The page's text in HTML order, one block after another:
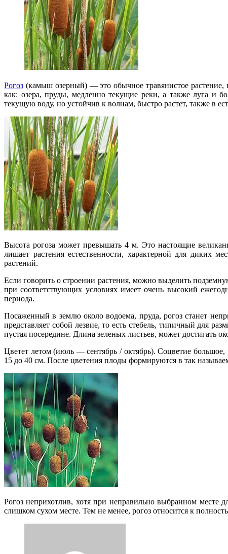
Рогоз (камыш озерный) — это обычное травянистое растение,
как: озера, пруды, медленно текущие реки, а также луга и
текущую воду, но устойчив к волнам, быстро растет, также в
Высота рогоза может превышать 4 м. Это настоящие
лишает растения естественности, характерной для диких
растений.
Если говорить о строении растения, можно выделить
при соответствующих условиях имеет очень высокий
периода.
Посаженный в землю около водоема, пруда, рогоз станет
представляет собой лезвие, то есть стебель, типичный для
пустая посередине. Длина зеленых листьев, может
Цветет летом (июль — сентябрь / октябрь). Соцветие большое,
15 до 40 см. После цветения плоды формируются в так
Рогоз неприхотлив, хотя при неправильно выбранном месте
слишком сухом месте. Тем не менее, рогоз относится к